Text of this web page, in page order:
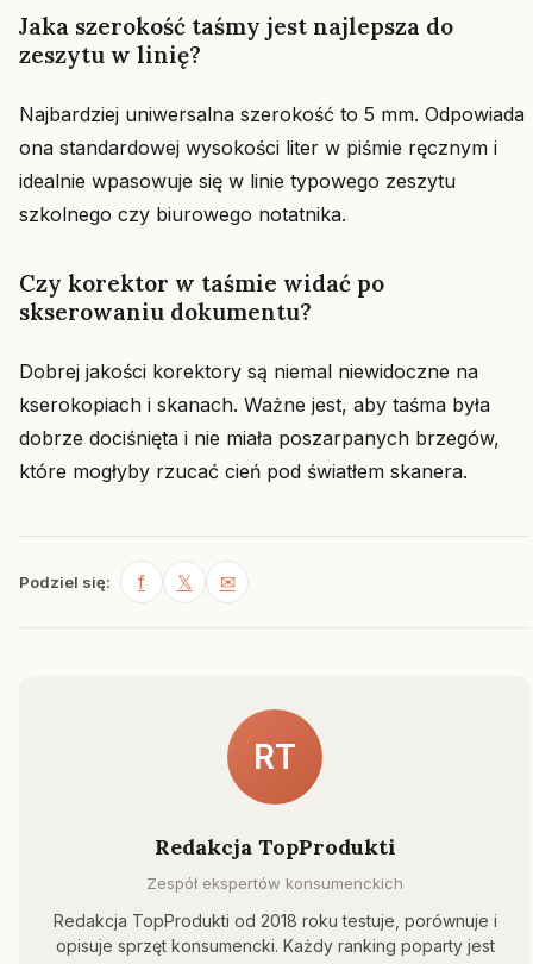
Jaka szerokość taśmy jest najlepsza do
zeszytu w linię?
Najbardziej uniwersalna szerokość to 5 mm. Odpowiada
ona standardowej wysokości liter w piśmie ręcznym i
idealnie wpasowuje się w linie typowego zeszytu
szkolnego czy biurowego notatnika.
Czy korektor w taśmie widać po
skserowaniu dokumentu?
Dobrej jakości korektory są niemal niewidoczne na
kserokopiach i skanach. Ważne jest, aby taśma była
dobrze dociśnięta i nie miała poszarpanych brzegów,
które mogłyby rzucać cień pod światłem skanera.
Podziel się: f 𝕏 ✉
RT
Redakcja TopProdukti
Zespół ekspertów konsumenckich
Redakcja TopProdukti od 2018 roku testuje, porównuje i
opisuje sprzęt konsumencki. Każdy ranking poparty jest